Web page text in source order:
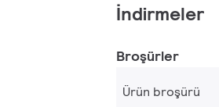
İndirmeler
Broşürler
Ürün broşürü